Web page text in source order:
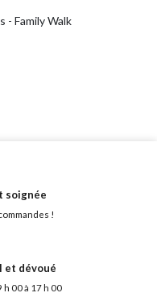
- Family Walk
soignée
!
et dévoué
00 à 17 h 00